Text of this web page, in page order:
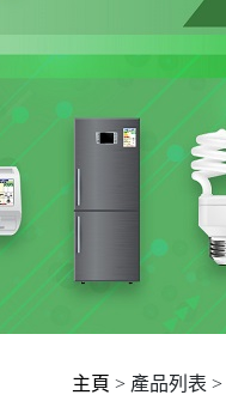
主頁 > 產品列表 >